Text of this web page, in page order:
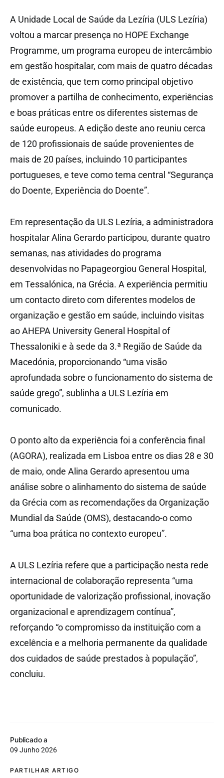
Publicado a
09 Junho 2026
PARTILHAR ARTIGO
A Unidade Local de Saúde da Lezíria (ULS Lezíria)
voltou a marcar presença no HOPE Exchange
Programme, um programa europeu de intercâmbio
em gestão hospitalar, com mais de quatro décadas
de existência, que tem como principal objetivo
promover a partilha de conhecimento, experiências
e boas práticas entre os diferentes sistemas de
saúde europeus. A edição deste ano reuniu cerca
de 120 profissionais de saúde provenientes de
mais de 20 países, incluindo 10 participantes
portugueses, e teve como tema central “Segurança
do Doente, Experiência do Doente”.
Em representação da ULS Lezíria, a administradora
hospitalar Alina Gerardo participou, durante quatro
semanas, nas atividades do programa
desenvolvidas no Papageorgiou General Hospital,
em Tessalónica, na Grécia. A experiência permitiu
um contacto direto com diferentes modelos de
organização e gestão em saúde, incluindo visitas
ao AHEPA University General Hospital of
Thessaloniki e à sede da 3.ª Região de Saúde da
Macedónia, proporcionando “uma visão
aprofundada sobre o funcionamento do sistema de
saúde grego”, sublinha a ULS Lezíria em
comunicado.
O ponto alto da experiência foi a conferência final
(AGORA), realizada em Lisboa entre os dias 28 e 30
de maio, onde Alina Gerardo apresentou uma
análise sobre o alinhamento do sistema de saúde
da Grécia com as recomendações da Organização
Mundial da Saúde (OMS), destacando-o como
“uma boa prática no contexto europeu”.
A ULS Lezíria refere que a participação nesta rede
internacional de colaboração representa “uma
oportunidade de valorização profissional, inovação
organizacional e aprendizagem contínua”,
reforçando “o compromisso da instituição com a
excelência e a melhoria permanente da qualidade
dos cuidados de saúde prestados à população”,
concluiu.